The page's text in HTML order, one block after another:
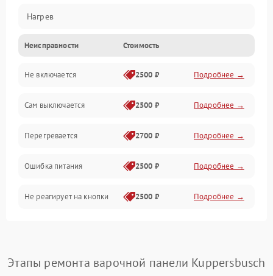
Нагрев
Неисправности Стоимость
Не включается 2500 ₽ Подробнее →
Сам выключается 2500 ₽ Подробнее →
Перегревается 2700 ₽ Подробнее →
Ошибка питания 2500 ₽ Подробнее →
Не реагирует на кнопки 2500 ₽ Подробнее →
Этапы ремонта варочной панели Kuppersbusch